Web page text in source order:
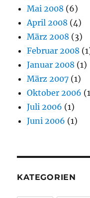
Mai 2008 (6)
April 2008 (4)
März 2008 (3)
Februar 2008
Januar 2008 (1)
März 2007 (1)
Oktober 2006
Juli 2006 (1)
Juni 2006 (1)
KATEGORIEN